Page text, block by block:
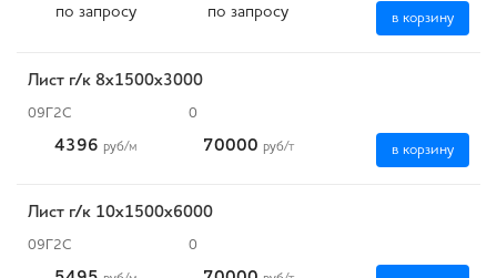
по запросу по запросу в корзину
Лист г/к 8х1500х3000
09Г2С 0
4396 руб/м 70000 руб/т в корзину
Лист г/к 10х1500х6000
09Г2С 0